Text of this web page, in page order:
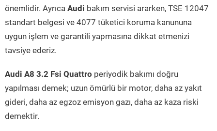
önemlidir. Ayrıca Audi bakım servisi ararken, TSE 12047
standart belgesi ve 4077 tüketici koruma kanununa
uygun işlem ve garantili yapmasına dikkat etmenizi
tavsiye ederiz.
Audi A8 3.2 Fsi Quattro periyodik bakımı doğru
yapılması demek; uzun ömürlü bir motor, daha az yakıt
gideri, daha az egzoz emisyon gazı, daha az kaza riski
demektir.